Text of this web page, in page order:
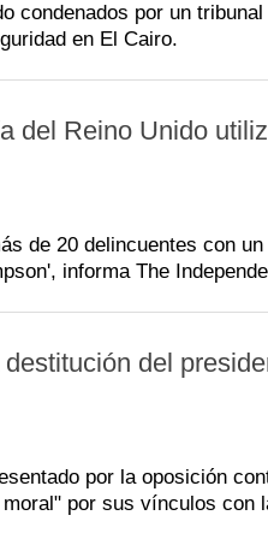
condenados por un
en El Cairo.
del Reino Unido
de 20 delincuentes con un
informa The
del
por la oposición
por sus vínculos con